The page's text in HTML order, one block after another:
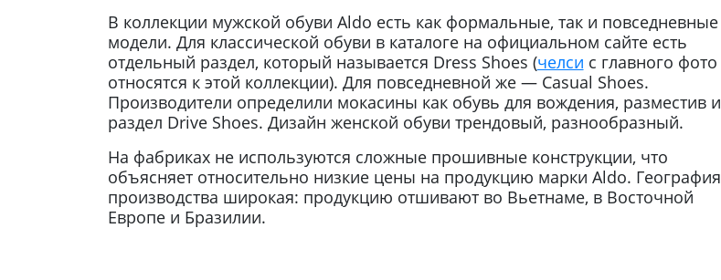
В коллекции мужской обуви Aldo есть как формальные, так и повседневные
модели. Для классической обуви в каталоге на официальном сайте есть
отдельный раздел, который называется Dress Shoes (челси с главного фото
относятся к этой коллекции). Для повседневной же — Casual Shoes.
Производители определили мокасины как обувь для вождения, разместив
раздел Drive Shoes. Дизайн женской обуви трендовый, разнообразный.
На фабриках не используются сложные прошивные конструкции, что
объясняет относительно низкие цены на продукцию марки Aldo. География
производства широкая: продукцию отшивают во Вьетнаме, в Восточной
Европе и Бразилии.